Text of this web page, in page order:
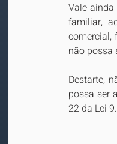
Vale
familiar,
comercial,
não possa
Destarte,
possa ser
22 da Lei